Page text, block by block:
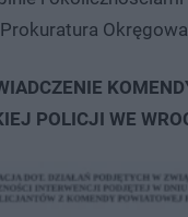
POLICJI WE